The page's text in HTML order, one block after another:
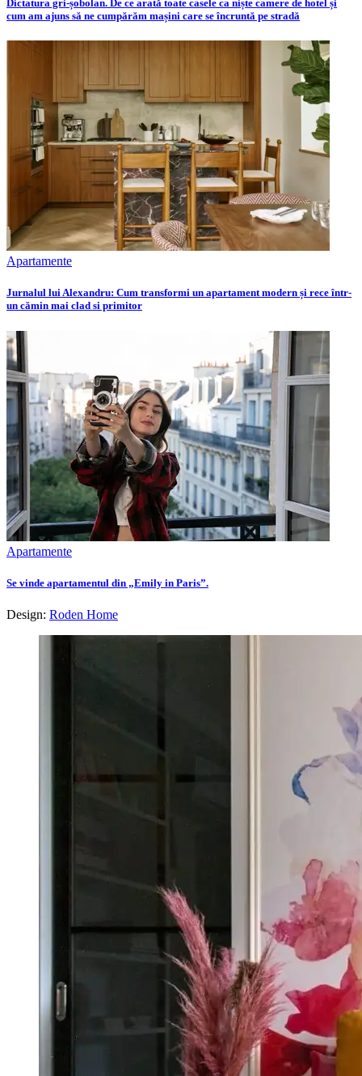
Dictatura gri-șobolan. De ce arată toate casele ca niște camere de hotel și
cum am ajuns să ne cumpărăm mașini care se încruntă pe stradă
Apartamente
Jurnalul lui Alexandru: Cum transformi un apartament modern și rece într-
un cămin mai clad si primitor
Apartamente
Se vinde apartamentul din „Emily in Paris”.
Design: Roden Home